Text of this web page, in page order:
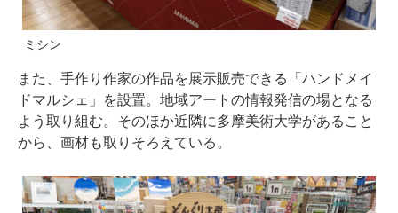
ミシン
また、手作り作家の作品を展示販売できる「ハンドメイ
ドマルシェ」を設置。地域アートの情報発信の場となる
よう取り組む。そのほか近隣に多摩美術大学があること
から、画材も取りそろえている。